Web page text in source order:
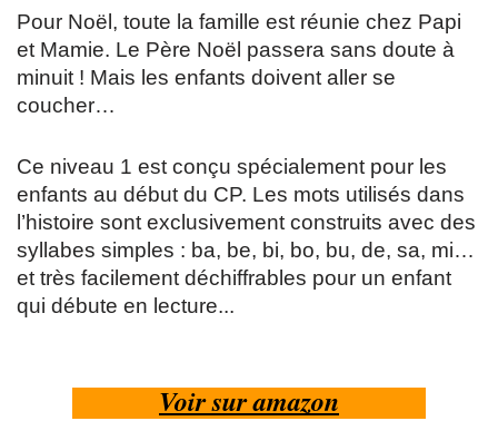
Pour Noël, toute la famille est réunie chez Papi
et Mamie. Le Père Noël passera sans doute à
minuit ! Mais les enfants doivent aller se
coucher…
Ce niveau 1 est conçu spécialement pour les
enfants au début du CP. Les mots utilisés dans
l’histoire sont exclusivement construits avec des
syllabes simples : ba, be, bi, bo, bu, de, sa, mi…
et très facilement déchiffrables pour un enfant
qui débute en lecture...
Voir sur amazon